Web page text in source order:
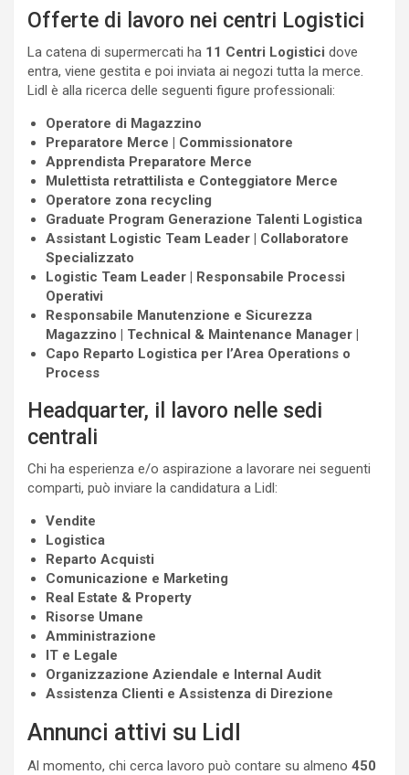
Offerte di lavoro nei centri Logistici
La catena di supermercati ha 11 Centri Logistici dove
entra, viene gestita e poi inviata ai negozi tutta la merce.
Lidl è alla ricerca delle seguenti figure professionali:
Operatore di Magazzino
Preparatore Merce | Commissionatore
Apprendista Preparatore Merce
Mulettista retrattilista e Conteggiatore Merce
Operatore zona recycling
Graduate Program Generazione Talenti Logistica
Assistant Logistic Team Leader | Collaboratore
Specializzato
Logistic Team Leader | Responsabile Processi
Operativi
Responsabile Manutenzione e Sicurezza
Magazzino | Technical & Maintenance Manager |
Capo Reparto Logistica per l’Area Operations o
Process
Headquarter, il lavoro nelle sedi
centrali
Chi ha esperienza e/o aspirazione a lavorare nei seguenti
comparti, può inviare la candidatura a Lidl:
Vendite
Logistica
Reparto Acquisti
Comunicazione e Marketing
Real Estate & Property
Risorse Umane
Amministrazione
IT e Legale
Organizzazione Aziendale e Internal Audit
Assistenza Clienti e Assistenza di Direzione
Annunci attivi su Lidl
Al momento, chi cerca lavoro può contare su almeno 450